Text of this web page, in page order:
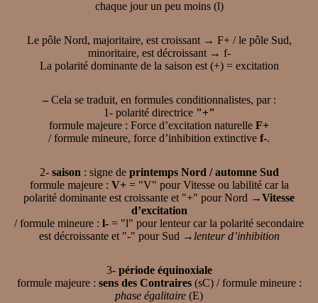
chaque jour un peu moins (l)
Le pôle Nord, majoritaire, est croissant → F+ / le pôle Sud,
minoritaire, est décroissant → f-
La polarité dominante de la saison est (+) = excitation
–Cela se traduit, en formules conditionnalistes, par :
1- polarité directrice "+"
formule majeure : Force d’excitation naturelle F+
/ formule mineure, force d’inhibition extinctive f-.
2- saison : signe de printemps Nord / automne Sud
formule majeure : V+= "V" pour Vitesse ou labilité car la
polarité dominante est croissante et "+" pour Nord →Vitesse
d’excitation
/ formule mineure : l- = "l" pour lenteur car la polarité secondaire
est décroissante et "-" pour Sud → lenteur d’inhibition
3- période équinoxiale
formule majeure : sens des Contraires(sC) / formule mineure :
phase égalitaire (E)